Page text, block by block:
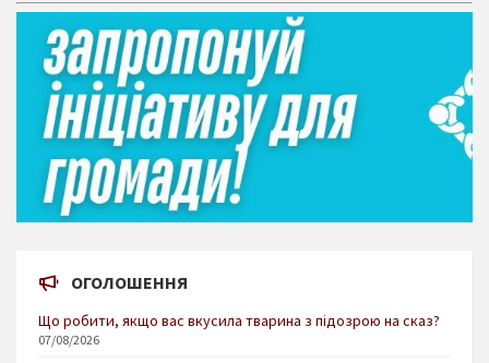
ОГОЛОШЕННЯ
Що робити, якщо вас вкусила тварина з підозрою на сказ?
07/08/2026